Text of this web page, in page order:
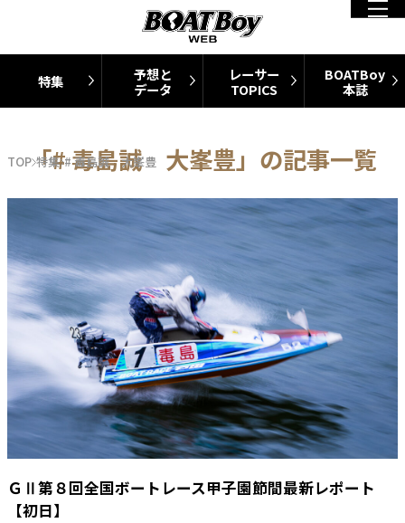
特集
予想と
データ
レーサー
TOPICS
BOATBoy
本誌
TOP 特集 # 毒島誠 大峯豊
「# 毒島誠 大峯豊」の記事一覧
ＧⅡ第８回全国ボートレース甲子園節間最新レポート
【初日】